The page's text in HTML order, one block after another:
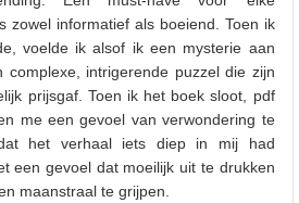
zowel informatief als boeiend. Toen ik
voelde ik alsof ik een mysterie aan
complexe, intrigerende puzzel die zijn
prijsgaf. Toen ik het boek sloot, pdf
me een gevoel van verwondering te
het verhaal iets diep in mij had
een gevoel dat moeilijk uit te drukken
maanstraal te grijpen.